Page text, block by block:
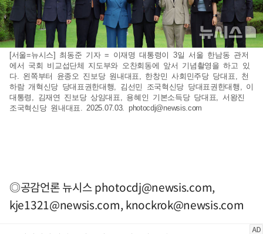
[서울=뉴시스] 최동준 기자 = 이재명 대통령이 3일 서울 한남동 관저
에서 국회 비교섭단체 지도부와 오찬회동에 앞서 기념촬영을 하고 있
다. 왼쪽부터 윤종오 진보당 원내대표, 한창민 사회민주당 당대표, 천
하람 개혁신당 당대표권한대행, 김선민 조국혁신당 당대표권한대행, 이
대통령, 김재연 진보당 상임대표, 용혜인 기본소득당 당대표, 서왕진
조국혁신당 원내대표. 2025.07.03. photocdj@newsis.com
◎공감언론 뉴시스photocdj@newsis.com,
kje1321@newsis.com,knockrok@newsis.com